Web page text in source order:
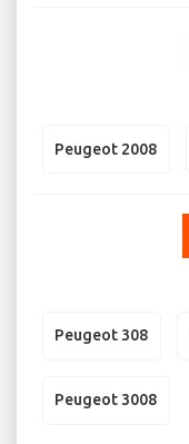
Peugeot 2008
Peugeot 308
Peugeot 3008